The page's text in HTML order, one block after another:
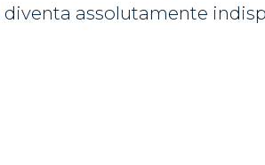
diventa assolutamente